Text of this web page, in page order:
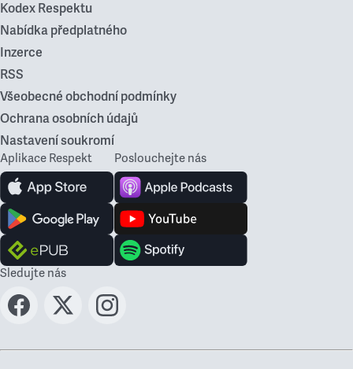
Kodex Respektu
Nabídka předplatného
Inzerce
RSS
Všeobecné obchodní podmínky
Ochrana osobních údajů
Nastavení soukromí
Aplikace Respekt Poslouchejte nás
Sledujte nás